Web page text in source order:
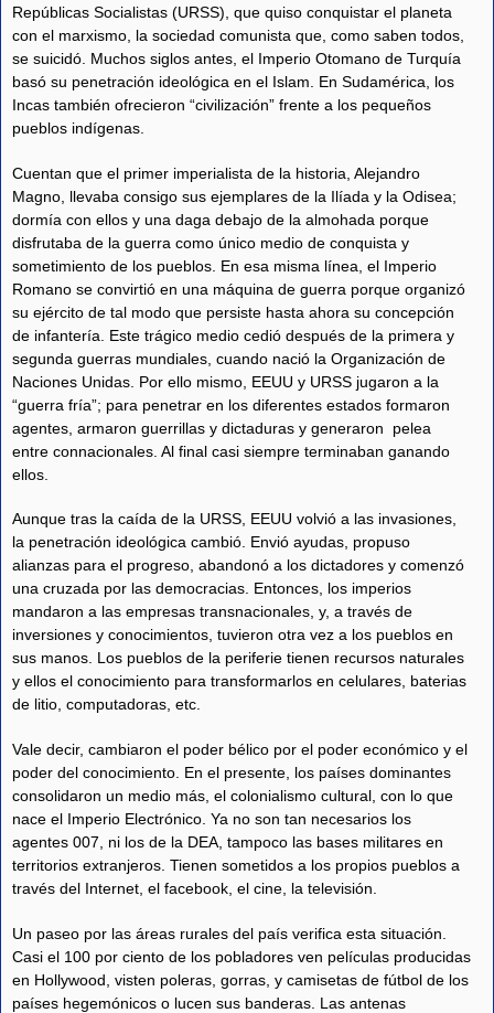
Repúblicas Socialistas (URSS), que quiso conquistar el planeta
con el marxismo, la sociedad comunista que, como saben todos,
se suicidó. Muchos siglos antes, el Imperio Otomano de Turquía
basó su penetración ideológica en el Islam. En Sudamérica, los
Incas también ofrecieron “civilización” frente a los pequeños
pueblos indígenas.
Cuentan que el primer imperialista de la historia, Alejandro
Magno, llevaba consigo sus ejemplares de la Ilíada y la Odisea;
dormía con ellos y una daga debajo de la almohada porque
disfrutaba de la guerra como único medio de conquista y
sometimiento de los pueblos. En esa misma línea, el Imperio
Romano se convirtió en una máquina de guerra porque organizó
su ejército de tal modo que persiste hasta ahora su concepción
de infantería. Este trágico medio cedió después de la primera y
segunda guerras mundiales, cuando nació la Organización de
Naciones Unidas. Por ello mismo, EEUU y URSS jugaron a la
“guerra fría”; para penetrar en los diferentes estados formaron
agentes, armaron guerrillas y dictaduras y generaron pelea
entre connacionales. Al final casi siempre terminaban ganando
ellos.
Aunque tras la caída de la URSS, EEUU volvió a las invasiones,
la penetración ideológica cambió. Envió ayudas, propuso
alianzas para el progreso, abandonó a los dictadores y comenzó
una cruzada por las democracias. Entonces, los imperios
mandaron a las empresas transnacionales, y, a través de
inversiones y conocimientos, tuvieron otra vez a los pueblos en
sus manos. Los pueblos de la periferie tienen recursos naturales
y ellos el conocimiento para transformarlos en celulares, baterias
de litio, computadoras, etc.
Vale decir, cambiaron el poder bélico por el poder económico y el
poder del conocimiento. En el presente, los países dominantes
consolidaron un medio más, el colonialismo cultural, con lo que
nace el Imperio Electrónico. Ya no son tan necesarios los
agentes 007, ni los de la DEA, tampoco las bases militares en
territorios extranjeros. Tienen sometidos a los propios pueblos a
través del Internet, el facebook, el cine, la televisión.
Un paseo por las áreas rurales del país verifica esta situación.
Casi el 100 por ciento de los pobladores ven películas producidas
en Hollywood, visten poleras, gorras, y camisetas de fútbol de los
países hegemónicos o lucen sus banderas. Las antenas